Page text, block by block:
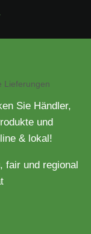
Sie Händler,
und
& lokal!
fair und regional